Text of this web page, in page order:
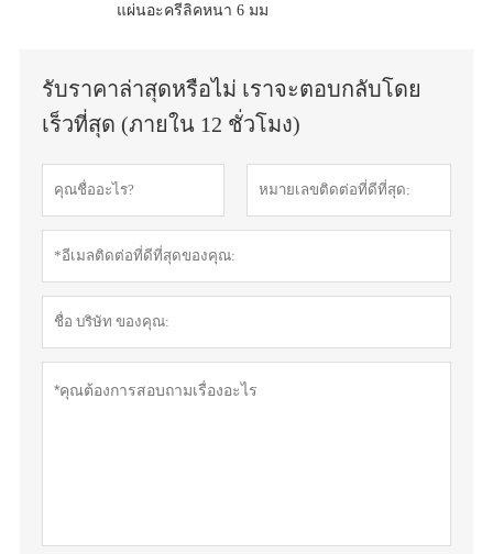
แผ่นอะครีลิคหนา 6 มม
รับราคาล่าสุดหรือไม่ เราจะตอบกลับโดย
เร็วที่สุด (ภายใน 12 ชั่วโมง)